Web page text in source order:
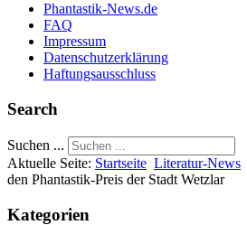
Phantastik-News.de
FAQ
Impressum
Datenschutzerklärung
Haftungsausschluss
Search
Suchen ...
Aktuelle Seite: Startseite Literatur-News
den Phantastik-Preis der Stadt Wetzlar
Kategorien